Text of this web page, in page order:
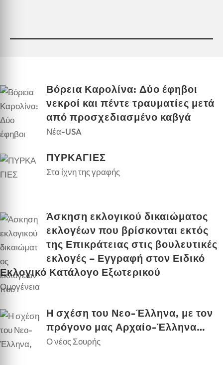
Βόρεια Καρολίνα: Δύο έφηβοι
νεκροί και πέντε τραυματίες μετά
από προσχεδιασμένο καβγά
Νέα-USA
ΠΥΡΚΑΓΙΕΣ
Στα ίχνη της γραφής
Άσκηση εκλογικού δικαιώματος
εκλογέων που βρίσκονται εκτός
της Επικράτειας στις βουλευτικές
εκλογές – Εγγραφή στον Ειδικό
Εκλογικό Κατάλογο Εξωτερικού
Ομογένεια
Η σχέση του Νεο-Έλληνα, με τον
πρόγονο μας Αρχαίο-Έλληνα…
Ο νέος Σουρής